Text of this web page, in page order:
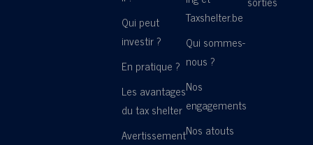
Qui peut
investir ?
En pratique ?
Les avantages
du tax shelter
Avertissement
Taxshelter.be
Qui sommes-
nous ?
Nos
engagements
Nos atouts